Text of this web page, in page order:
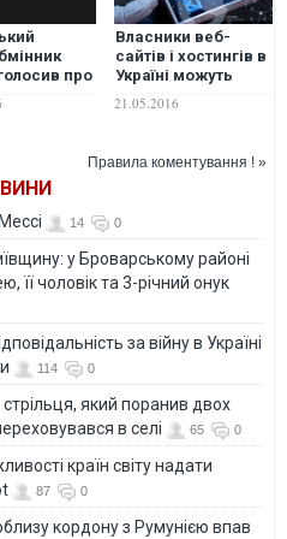
про
Власники веб-
сайтів і хостингів в
Україні можуть
ковпаком»
21.05.2016
Правила коментування ! »
14 0
у Броварському районі
її чоловік та 3-річний онук
за війну в Україні
114 0
який поранив двох
в селі
65 0
країн світу надати
87 0
кордону з Румунією впав